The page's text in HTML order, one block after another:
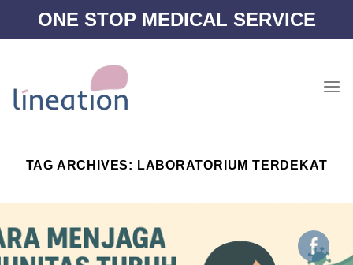
ONE STOP MEDICAL SERVICE
TAG ARCHIVES: LABORATORIUM TERDEKAT